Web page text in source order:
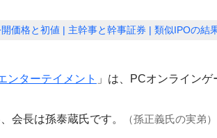
価格と初値 主幹事と幹事証券 類似IPOの結
ンターテイメント 」は、PCオンライン
会長は孫泰蔵氏です。 （孫正義氏の実弟）